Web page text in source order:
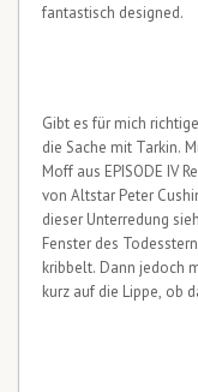
fantastisch designed.
Gibt es für mich
die Sache mit Tarkin.
Moff aus EPISODE IV
von Altstar Peter
dieser Unterredung
Fenster des
kribbelt. Dann jedoch
kurz auf die Lippe, ob